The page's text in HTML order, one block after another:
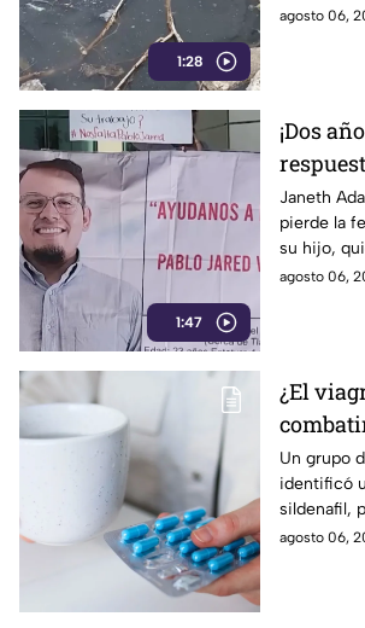
1:28
representa
agosto 06,
1:47
¡Dos
Pablo
la
Janeth
pierde la
su hijo,
última vez
agosto 06,
¿El
Estudio
podría
Un grupo
identificó
sildenafil,
viagra,
agosto 06,